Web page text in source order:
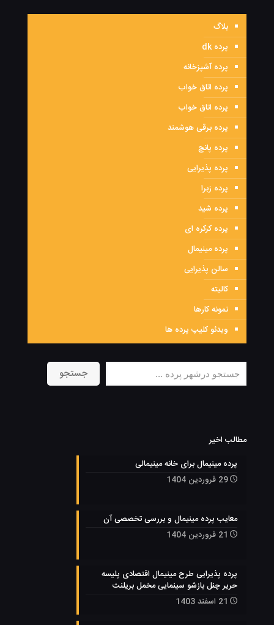
بلاگ
پرده dk
پرده آشپزخانه
پرده اتاق خواب
پرده اتاق خواب
پرده برقی هوشمند
پرده پانچ
پرده پذیرایی
پرده زبرا
پرده شید
پرده کرکره ای
پرده مینیمال
سالن پذیرایی
کالیته
نمونه کارها
ویدئو کلیپ پرده ها
جستجو جستجو
مطالب اخیر
پرده مینیمال برای خانه مینیمالی
29 فروردین 1404
معایب پرده مینیمال و بررسی تخصصی آن
21 فروردین 1404
پرده پذیرایی طرح مینیمال اقتصادی پلیسه
حریر چنل بازشو سینمایی مخمل بریلنت
21 اسفند 1403